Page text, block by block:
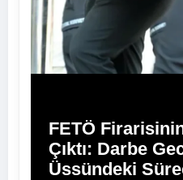
FETÖ
Çıktı: Darbe
Üssündeki